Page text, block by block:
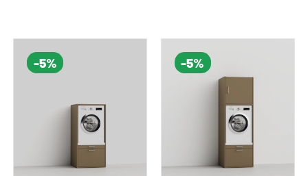
-5% -5%